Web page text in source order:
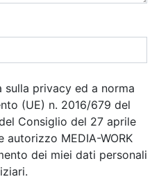
privacy ed a norma
(UE) n. 2016/679 del
Consiglio del 27 aprile
autorizzo MEDIA-WORK
dei miei dati personali